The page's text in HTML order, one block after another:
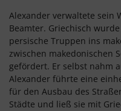
Alexander verwaltete sein
Beamter. Griechisch
persische Truppen ins
zwischen makedonischen
gefördert. Er selbst nahm
Alexander führte eine
für den Ausbau des
Städte und ließ sie mit